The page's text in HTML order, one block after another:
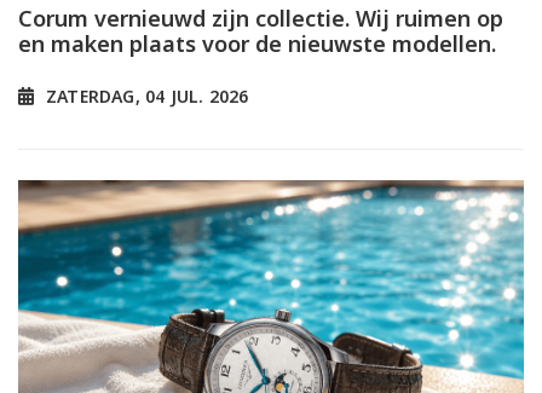
Corum vernieuwd zijn collectie. Wij ruimen op
en maken plaats voor de nieuwste modellen.
ZATERDAG, 04 JUL. 2026